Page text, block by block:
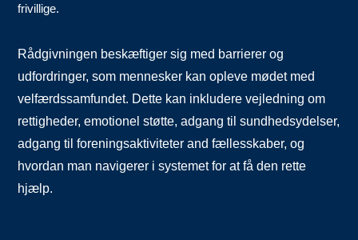
frivillige.
Rådgivningen beskæftiger sig med barrierer og
udfordringer, som mennesker kan opleve mødet med
velfærdssamfundet. Dette kan inkludere vejledning om
rettigheder, emotionel støtte, adgang til sundhedsydelser,
adgang til foreningsaktiviteter andfællesskaber, og
hvordan man navigerer i systemet for at få den rette
hjælp.